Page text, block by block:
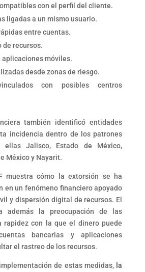
con el perfil del cliente.
ligadas a un mismo usuario.
entre cuentas.
de recursos.
aplicaciones móviles.
desde zonas de riesgo.
con posibles centros
también identificó entidades
incidencia dentro de los patrones
ellas Jalisco, Estado de México,
México y Nayarit.
muestra cómo la extorsión se ha
en un fenómeno financiero apoyado
y dispersión digital de recursos. El
además la preocupación de las
rapidez con la que el dinero puede
bancarias y aplicaciones
el rastreo de los recursos.
de estas medidas, la